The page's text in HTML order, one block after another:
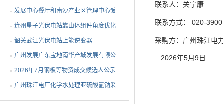
联系人：关宁康
联系方式： 020-
采购方：广州珠江电
2026年5月9日
竣工环保验收服务采购...
发展中心餐厅和南沙产业区管理中心饭
堂 2026年供餐服务项...
连州星子光伏电站靠山体组件角度优化
技改项目采购结果公告
韶关武江光伏电站上能逆变器
AGC/AVC试验响应速率不达标的...
广州发展广东宝地南华产城发展有限公
司屋顶分布式光伏项目...
2026年7月钢板等物资成交候选人公示
广州珠江电厂化学水处理亚硫酸氢钠采
购项目采购结果公告